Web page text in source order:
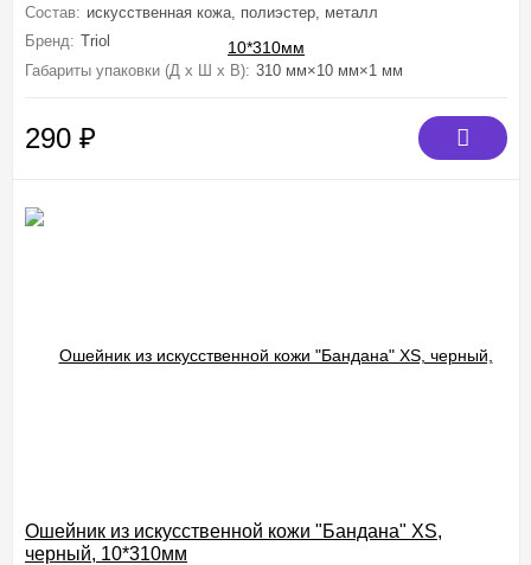
Состав: искусственная кожа, полиэстер, металл
Бренд: Triol
Габариты упаковки (Д х Ш х В): 310 мм×10 мм×1 мм
290 ₽
Ошейник из искусственной кожи "Бандана" XS,
черный, 10*310мм